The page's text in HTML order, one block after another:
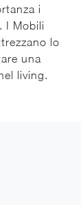
i
I Mobili
lo
una
living.